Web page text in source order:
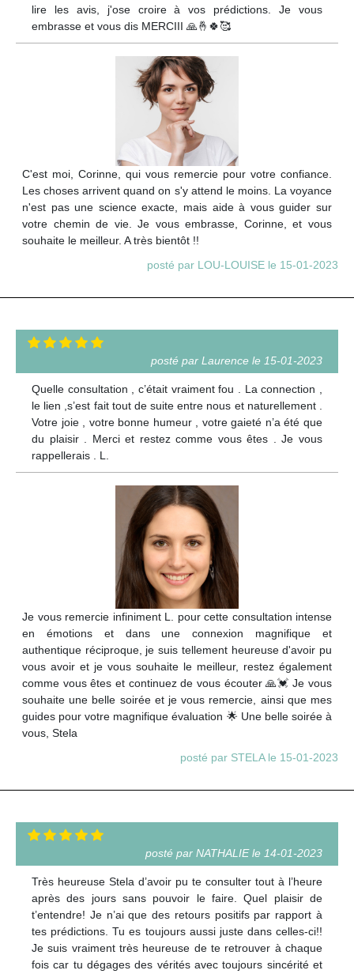
lire les avis, j'ose croire à vos prédictions. Je vous
embrasse et vous dis MERCIII 🙏🤞🍀🥰
C'est moi, Corinne, qui vous remercie pour votre confiance.
Les choses arrivent quand on s'y attend le moins. La voyance
n'est pas une science exacte, mais aide à vous guider sur
votre chemin de vie. Je vous embrasse, Corinne, et vous
souhaite le meilleur. A très bientôt !!
posté par LOU-LOUISE le 15-01-2023
posté par Laurence le 15-01-2023
Quelle consultation , c’était vraiment fou . La connection ,
le lien ,s’est fait tout de suite entre nous et naturellement .
Votre joie , votre bonne humeur , votre gaieté n’a été que
du plaisir . Merci et restez comme vous êtes . Je vous
rappellerais . L.
Je vous remercie infiniment L. pour cette consultation intense
en émotions et dans une connexion magnifique et
authentique réciproque, je suis tellement heureuse d'avoir pu
vous avoir et je vous souhaite le meilleur, restez également
comme vous êtes et continuez de vous écouter 🙏💓 Je vous
souhaite une belle soirée et je vous remercie, ainsi que mes
guides pour votre magnifique évaluation 🌟 Une belle soirée à
vous, Stela
posté par STELA le 15-01-2023
posté par NATHALIE le 14-01-2023
Très heureuse Stela d’avoir pu te consulter tout à l’heure
après des jours sans pouvoir le faire. Quel plaisir de
t’entendre! Je n’ai que des retours positifs par rapport à
tes prédictions. Tu es toujours aussi juste dans celles-ci!!
Je suis vraiment très heureuse de te retrouver à chaque
fois car tu dégages des vérités avec toujours sincérité et